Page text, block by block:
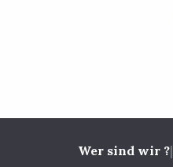
Wer sind wir ?|